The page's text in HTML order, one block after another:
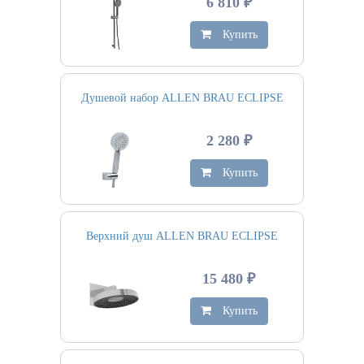
Купить
Душевой набор ALLEN BRAU ECLIPSE
2 280 ₽
Купить
Верхний душ ALLEN BRAU ECLIPSE
15 480 ₽
Купить